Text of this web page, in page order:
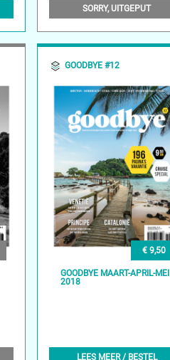
SORRY, UITGEPUT
GOODBYE #12
€ 9,50
GOODBYE MAART-APRIL-MEI
2018
LEES MEER / BESTEL